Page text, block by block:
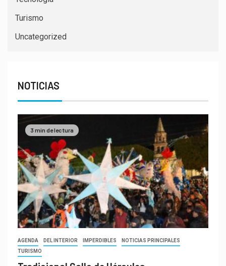
Turismo
Uncategorized
NOTICIAS
3 min de lectura
AGENDA DEL INTERIOR IMPERDIBLES
NOTICIAS PRINCIPALES
TURISMO